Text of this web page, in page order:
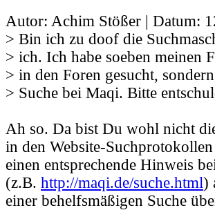
Autor: Achim Stößer | Datum:
> Bin ich zu doof die
> ich. Ich habe soeben meinen
> in den Foren gesucht,
> Suche bei Maqi. Bitte
Ah so. Da bist Du wohl nicht
in den Website-
einen entsprechende Hinweis
(z.B. http://maqi.de/suche.html)
einer behelfsmäßigen Suche